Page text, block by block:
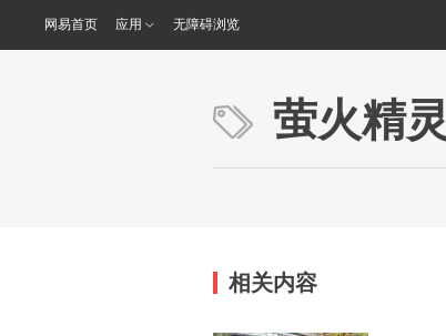
网易首页 应用 无障碍浏览
萤火精灵
相关内容